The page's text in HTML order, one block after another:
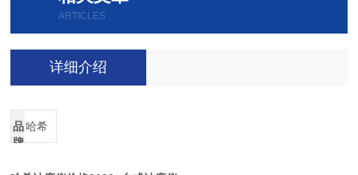
ARTICLES
详细介绍
品
牌
哈希